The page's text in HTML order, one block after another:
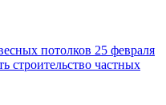
потолков 25 февраля
строительство частных